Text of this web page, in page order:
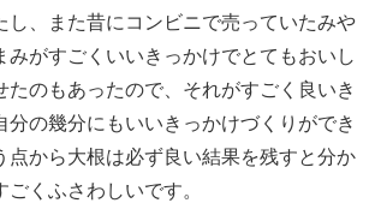
し、また昔にコンビニで売っていたみや
みがすごくいいきっかけでとてもおいし
たのもあったので、それがすごく良いき
分の幾分にもいいきっかけづくりができ
点から大根は必ず良い結果を残すと分か
くふさわしいです。